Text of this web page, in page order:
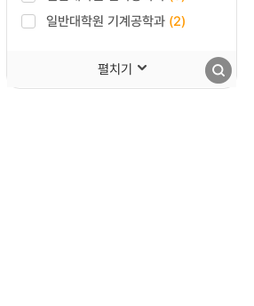
일반대학원 기계공학과 (2)
펼치기